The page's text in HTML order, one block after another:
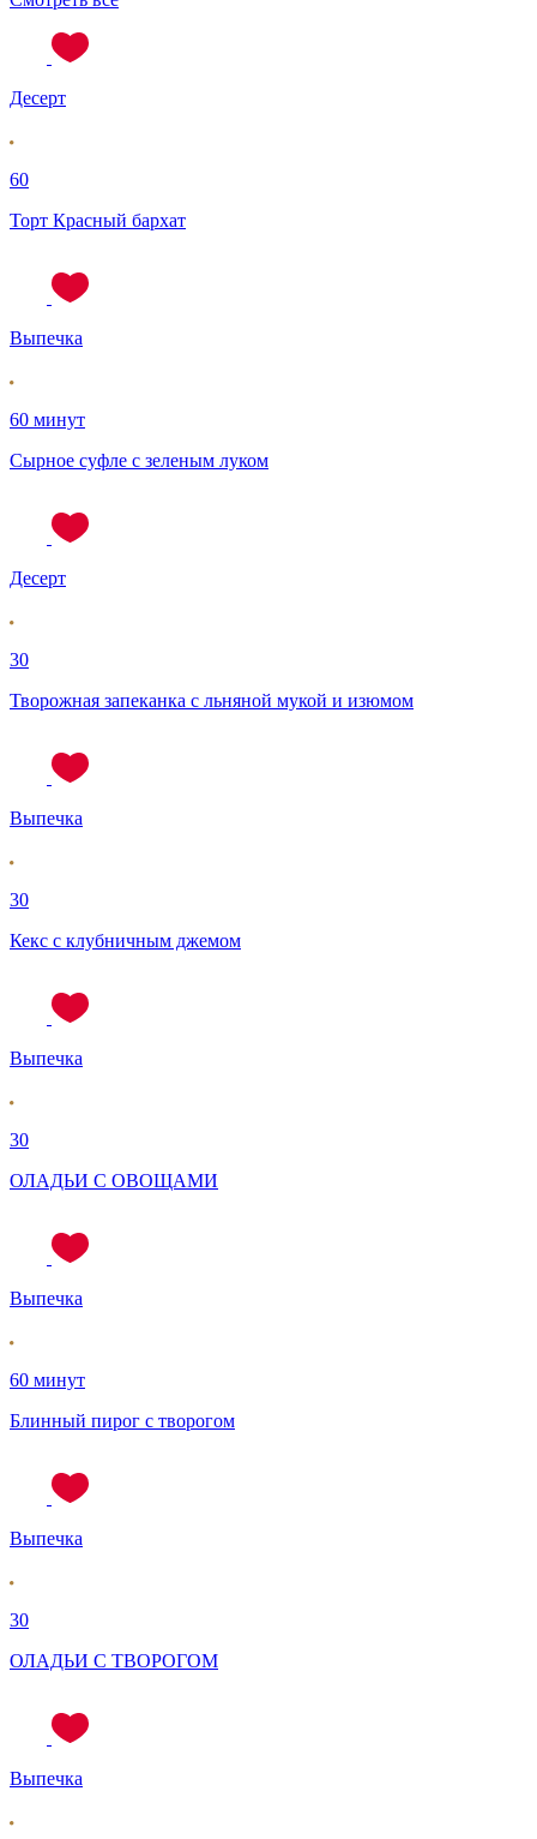
Десерт
60
Торт Красный бархат
Выпечка
60 минут
Сырное суфле с зеленым луком
Десерт
30
Творожная запеканка с льняной мукой и изюмом
Выпечка
30
Кекс с клубничным джемом
Выпечка
30
ОЛАДЬИ С ОВОЩАМИ
Выпечка
60 минут
Блинный пирог с творогом
Выпечка
30
ОЛАДЬИ С ТВОРОГОМ
Выпечка